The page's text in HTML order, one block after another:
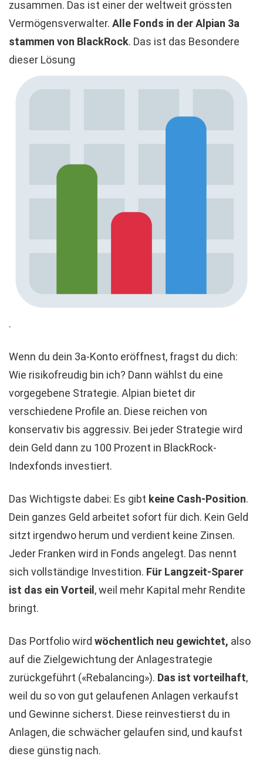
zusammen. Das ist einer der weltweit grössten
Vermögensverwalter. Alle Fonds in der Alpian 3a
stammen von BlackRock. Das ist das Besondere
dieser Lösung
.
Wenn du dein 3a-Konto eröffnest, fragst du dich:
Wie risikofreudig bin ich? Dann wählst du eine
vorgegebene Strategie. Alpian bietet dir
verschiedene Profile an. Diese reichen von
konservativ bis aggressiv. Bei jeder Strategie wird
dein Geld dann zu 100 Prozent in BlackRock-
Indexfonds investiert.
Das Wichtigste dabei: Es gibt keine Cash-Position.
Dein ganzes Geld arbeitet sofort für dich. Kein Geld
sitzt irgendwo herum und verdient keine Zinsen.
Jeder Franken wird in Fonds angelegt. Das nennt
sich vollständige Investition. Für Langzeit-Sparer
ist das ein Vorteil , weil mehr Kapital mehr Rendite
bringt.
Das Portfolio wird wöchentlich neu gewichtet, also
auf die Zielgewichtung der Anlagestrategie
zurückgeführt («Rebalancing»). Das ist vorteilhaft,
weil du so von gut gelaufenen Anlagen verkaufst
und Gewinne sicherst. Diese reinvestierst du in
Anlagen, die schwächer gelaufen sind, und kaufst
diese günstig nach.